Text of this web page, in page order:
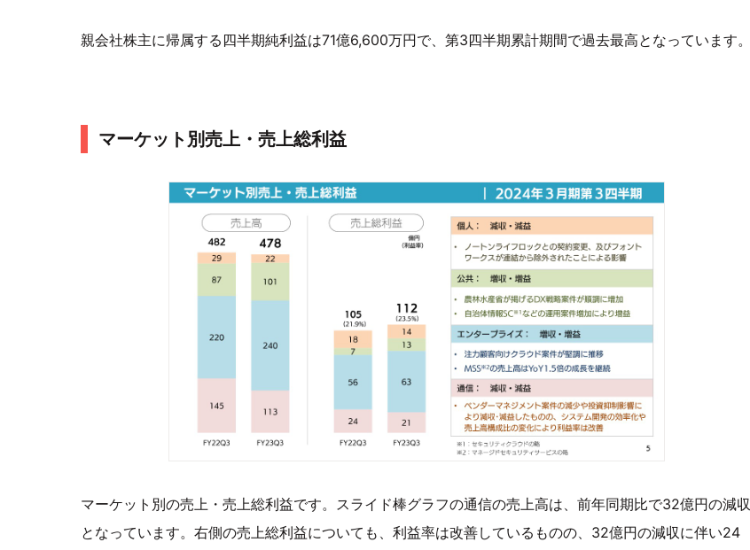
親会社株主に帰属する四半期純利益は71億6,600万円で、第3四半期累計期間で過去最高となっています。
マーケット別売上・売上総利益
マーケット別の売上・売上総利益です。スライド棒グラフの通信の売上高は、前年同期比で32億円の減収
となっています。右側の売上総利益についても、利益率は改善しているものの、32億円の減収に伴い24